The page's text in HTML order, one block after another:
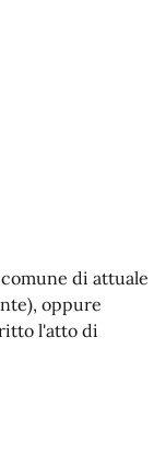
di attuale
oppure
l'atto di